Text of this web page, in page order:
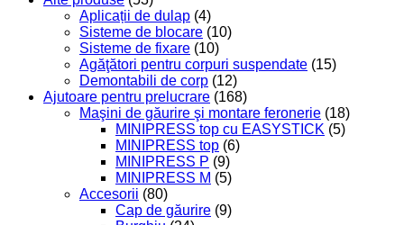
Aplicații de dulap (4)
Sisteme de blocare (10)
Sisteme de fixare (10)
Agăţători pentru corpuri suspendate (15)
Demontabili de corp (12)
Ajutoare pentru prelucrare (168)
Maşini de găurire şi montare feronerie (18)
MINIPRESS top cu EASYSTICK (5)
MINIPRESS top (6)
MINIPRESS P (9)
MINIPRESS M (5)
Accesorii (80)
Cap de găurire (9)